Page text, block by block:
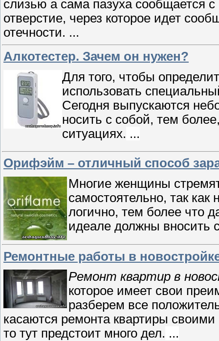
слизью а сама пазуха сообщается
отверстие, через которое идет
отечности. ...
Алкотестер. Зачем он нужен?
Для того, чтобы
использовать
Сегодня выпускаются
носить с собой, тем
ситуациях. ...
Орифэйм ­– отличный способ
Многие женщины
самостоятельно, так как
логично, тем более что
идеале должны вносить
Ремонтные работы в
Ремонт квартир в
которое имеет свои
разберем все
касаются ремонта квартиры своими
то тут предстоит много дел. ...